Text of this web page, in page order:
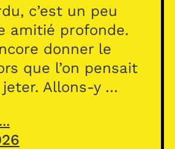
c’est un peu
amitié profonde.
donner le
que l’on pensait
Allons-y …